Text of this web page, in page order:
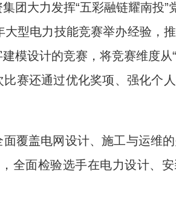
大力发挥“五彩融链耀南投”
型电力技能竞赛举办经验，
模设计的竞赛，将竞赛维度从
赛还通过优化奖项、强化个
盖电网设计、施工与运维的
全面检验选手在电力设计、